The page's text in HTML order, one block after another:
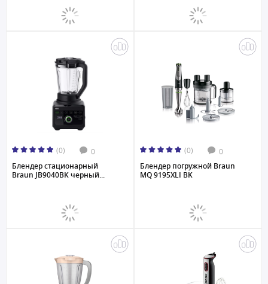
(0) 0
Блендер стационарный
Braun JB9040BK черный...
(0) 0
Блендер погружной Braun
MQ 9195XLI BK